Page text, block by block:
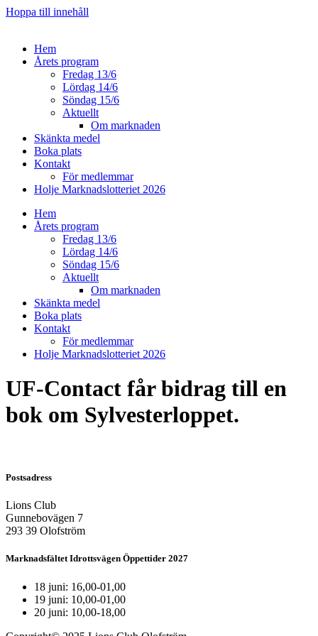
Hoppa till innehåll
Hem
Årets program
Fredag 13/6
Lördag 14/6
Söndag 15/6
Aktuellt
Om marknaden
Skänkta medel
Boka plats
Kontakt
För medlemmar
Holje Marknadslotteriet 2026
Hem
Årets program
Fredag 13/6
Lördag 14/6
Söndag 15/6
Aktuellt
Om marknaden
Skänkta medel
Boka plats
Kontakt
För medlemmar
Holje Marknadslotteriet 2026
UF-Contact får bidrag till en
bok om Sylvesterloppet.
Postsadress
Lions Club
Gunnebovägen 7
293 39 Olofström
Marknadsfältet Idrottsvägen Öppettider 2027
18 juni: 16,00-01,00
19 juni: 10,00-01,00
20 juni: 10,00-18,00